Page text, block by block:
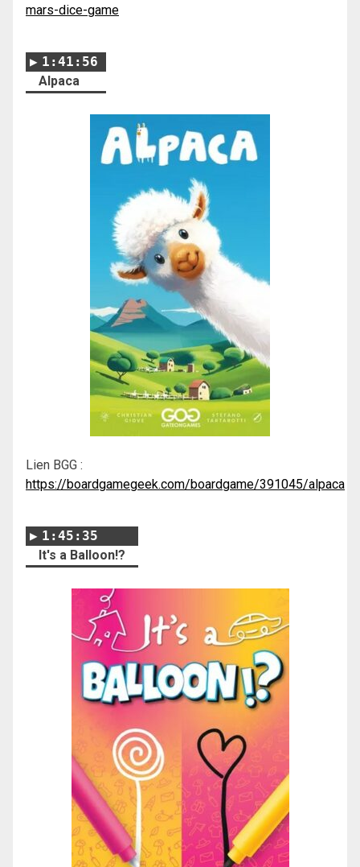
mars-dice-game
1:41:56
Alpaca
Lien BGG :
https://boardgamegeek.com/boardgame/391045/alpaca
1:45:35
It's a Balloon!?